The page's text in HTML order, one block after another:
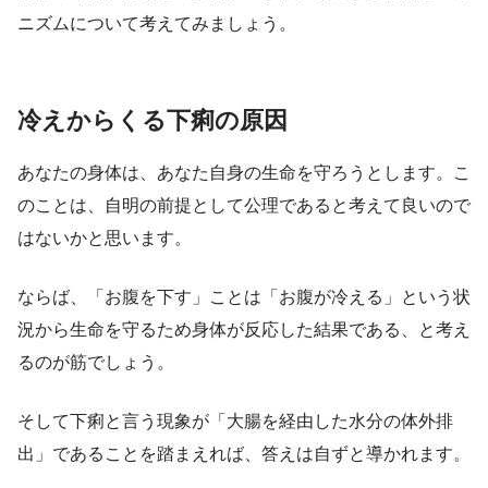
ニズムについて考えてみましょう。
冷えからくる下痢の原因
あなたの身体は、あなた自身の生命を守ろうとします。こ
のことは、自明の前提として公理であると考えて良いので
はないかと思います。
ならば、「お腹を下す」ことは「お腹が冷える」という状
況から生命を守るため身体が反応した結果である、と考え
るのが筋でしょう。
そして下痢と言う現象が「大腸を経由した水分の体外排
出」であることを踏まえれば、答えは自ずと導かれます。